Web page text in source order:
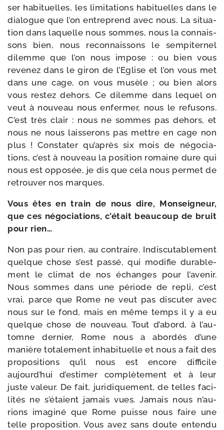
ser habi­tuelles, les limi­ta­tions habi­tuelles dans le
dia­logue que l’on entre­prend avec nous. La situa­
tion dans laquelle nous sommes, nous la connais­
sons bien, nous recon­nais­sons le sem­pi­ter­nel
dilemme que l’on nous impose : ou bien vous
reve­nez dans le giron de l’Eglise et l’on vous met
dans une cage, on vous musèle ; ou bien alors
vous res­tez dehors. Ce dilemme dans lequel on
veut à nou­veau nous enfer­mer, nous le refu­sons.
C’est très clair : nous ne sommes pas dehors, et
nous ne nous lais­se­rons pas mettre en cage non
plus ! Constater qu’a­près six mois de négo­cia­
tions, c’est à nou­veau la posi­tion romaine dure qui
nous est oppo­sée, je dis que cela nous per­met de
retrou­ver nos marques.
Vous êtes en train de nous dire, Monseigneur,
que ces négo­cia­tions, c’é­tait beau­coup de bruit
pour rien…
Non pas pour rien, au contraire. Indiscutablement
quelque chose s’est pas­sé, qui modi­fie dura­ble­
ment le cli­mat de nos échanges pour l’a­ve­nir.
Nous sommes dans une période de repli, c’est
vrai, parce que Rome ne veut pas dis­cu­ter avec
nous sur le fond, mais en même temps il y a eu
quelque chose de nou­veau. Tout d’a­bord, à l’au­
tomne der­nier, Rome nous a abor­dés d’une
manière tota­le­ment inha­bi­tuelle et nous a fait des
pro­po­si­tions qu’il nous est encore dif­fi­cile
aujourd’­hui d’es­ti­mer com­plè­te­ment et à leur
juste valeur. De fait, juri­di­que­ment, de telles faci­
li­tés ne s’é­taient jamais vues. Jamais nous n’au­
rions ima­gi­né que Rome puisse nous faire une
telle pro­po­si­tion. Vous avez sans doute enten­du